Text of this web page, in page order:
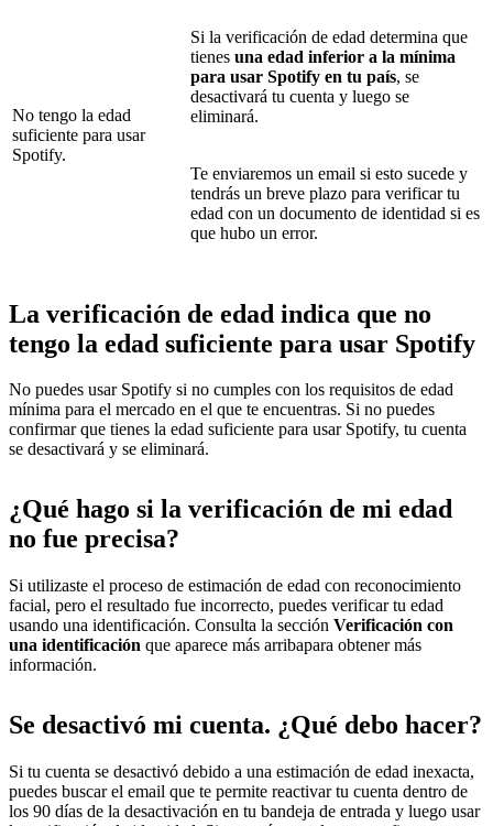
No tengo la edad
suficiente para usar
Spotify.
Si la verificación de edad determina que
tienes una edad inferior a la mínima
para usar Spotify en tu país, se
desactivará tu cuenta y luego se
eliminará.
Te enviaremos un email si esto sucede y
tendrás un breve plazo para verificar tu
edad con un documento de identidad si es
que hubo un error.
La verificación de edad indica que no
tengo la edad suficiente para usar Spotify
No puedes usar Spotify si no cumples con los requisitos de edad
mínima para el mercado en el que te encuentras. Si no puedes
confirmar que tienes la edad suficiente para usar Spotify, tu cuenta
se desactivará y se eliminará.
¿Qué hago si la verificación de mi edad
no fue precisa?
Si utilizaste el proceso de estimación de edad con reconocimiento
facial, pero el resultado fue incorrecto, puedes verificar tu edad
usando una identificación. Consulta la sección Verificación con
una identificación que aparece más arribapara obtener más
información.
Se desactivó mi cuenta. ¿Qué debo hacer?
Si tu cuenta se desactivó debido a una estimación de edad inexacta,
puedes buscar el email que te permite reactivar tu cuenta dentro de
los 90 días de la desactivación en tu bandeja de entrada y luego usar